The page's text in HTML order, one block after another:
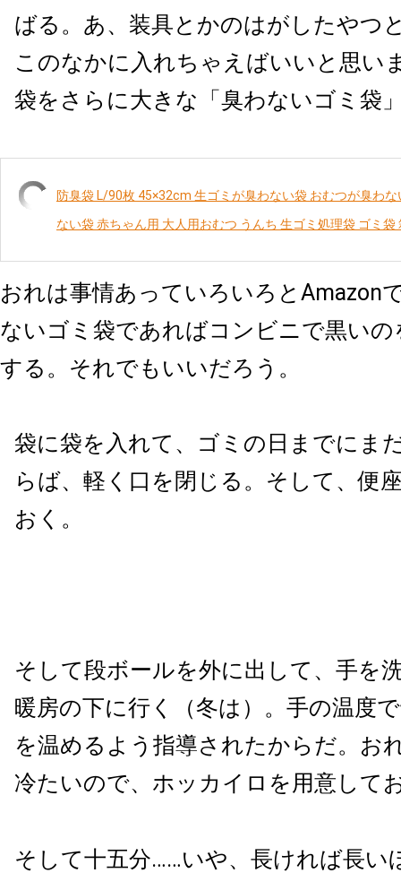
ばる。あ、装具とかのはがしたやつ
このなかに入れちゃえばいいと思い
袋をさらに大きな「臭わないゴミ袋
防臭袋 L/90枚 45×32cm 生ゴミが臭わない袋 おむつが臭わ
ない袋 赤ちゃん用 大人用おむつ うんち 生ゴミ処理袋 ゴミ
おれは事情あっていろいろとAmazon
ないゴミ袋であればコンビニで黒い
する。それでもいいだろう。
袋に袋を入れて、ゴミの日までにま
らば、軽く口を閉じる。そして、便
おく。
そして段ボールを外に出して、手を
暖房の下に行く（冬は）。手の温度
を温めるよう指導されたからだ。お
冷たいので、ホッカイロを用意して
そして十五分……いや、長ければ長い